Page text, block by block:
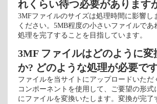
れくらい待つ必要があります
3MFファイルのサイズは処理時間に影響し
ください。5MB程度の小さいファイルであ
処理を完了することを目指しています。
3MF ファイルはどのように変
か? どのような処理が必要で
ファイルを当サイトにアップロードいただ
コンポーネントを使用して、ご要望の形式
にファイルを変換いたします。変換が完了